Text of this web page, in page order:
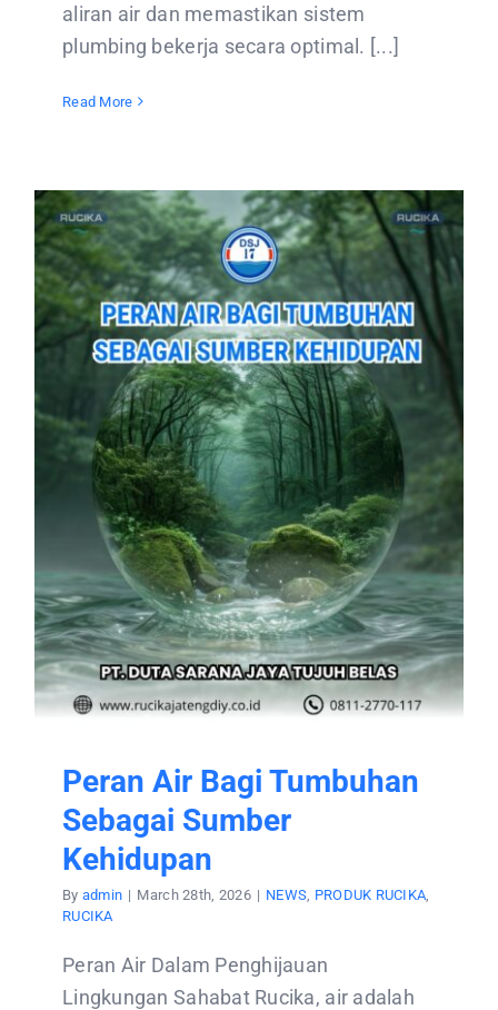
aliran air dan memastikan sistem
plumbing bekerja secara optimal. [...]
Read More
Peran Air Bagi Tumbuhan
Sebagai Sumber
Kehidupan
By admin | March 28th, 2026 | NEWS PRODUK RUCIKA
RUCIKA
Peran Air Dalam Penghijauan
Lingkungan Sahabat Rucika, air adalah